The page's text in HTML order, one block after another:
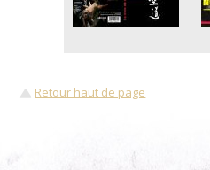
Retour haut de page